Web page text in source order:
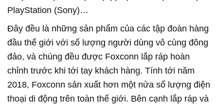
PlayStation (Sony)…
Đây đều là những sản phẩm của các tập đoàn hàng
đầu thế giới với số lượng người dùng vô cùng đông
đảo, và chúng đều được Foxconn lắp ráp hoàn
chỉnh trước khi tới tay khách hàng. Tính tới năm
2018, Foxconn sản xuất hơn một nửa số lượng điện
thoại di động trên toàn thế giới. Bên cạnh lắp ráp và